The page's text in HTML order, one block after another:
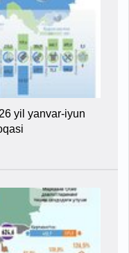
yil yanvar-iyun